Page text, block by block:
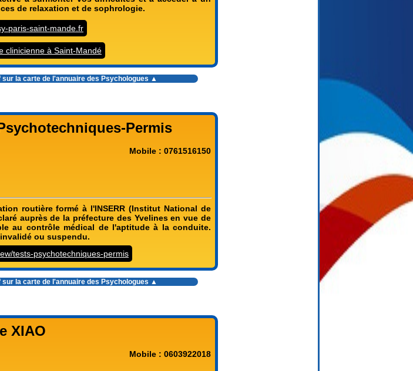
de relaxation et de sophrologie.
paris-saint-mande.fr
clinicienne à Saint-Mandé
sur la carte de l'annuaire des Psychologues ▲
Permis
Mobile : 0761516150
routière formé à l'INSERR (Institut National de
auprès de la préfecture des Yvelines en vue de
au contrôle médical de l'aptitude à la conduite.
ou suspendu.
tests-psychotechniques-permis
sur la carte de l'annuaire des Psychologues ▲
XIAO
Mobile : 0603922018